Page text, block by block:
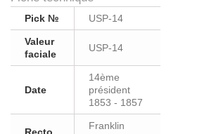
Pick № USP-14
Valeur
faciale
USP-14
Date
14ème
président
1853 - 1857
Franklin